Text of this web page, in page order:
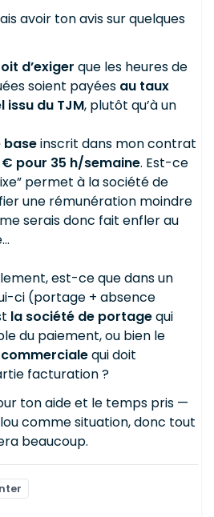
avoir ton avis sur quelques
d’exiger que les heures de
soient payées au taux
issu du TJM, plutôt qu’à un
baseinscrit dans mon contrat
€ pour 35 h/semaine. Est-ce
permet à la société de
une rémunération moindre
serais donc fait enfler au
est-ce que dans un
ci (portage + absence
la société de portagequi
du paiement, ou bien le
qui doit
facturation ?
ton aide et le temps pris —
comme situation, donc tout
beaucoup.